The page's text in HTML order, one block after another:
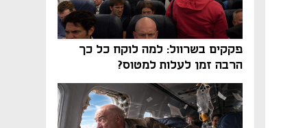
פקקים בשרוול: למה לוקח כל כך
הרבה זמן לעלות למטוס?